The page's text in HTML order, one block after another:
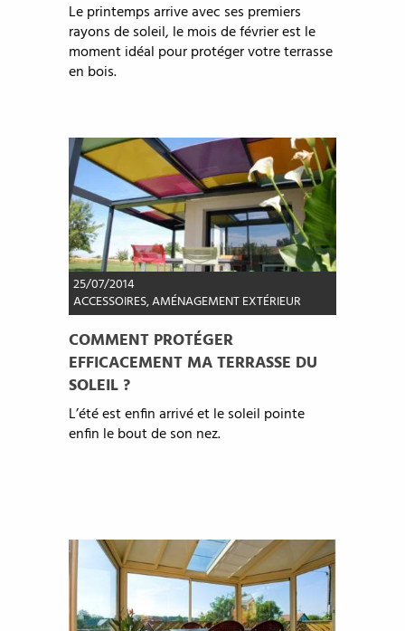
Le printemps arrive avec ses premiers
rayons de soleil, le mois de février est le
moment idéal pour protéger votre terrasse
en bois.
25/07/2014
ACCESSOIRES,AMÉNAGEMENT EXTÉRIEUR
COMMENT PROTÉGER
EFFICACEMENT MA TERRASSE DU
SOLEIL ?
L’été est enfin arrivé et le soleil pointe
enfin le bout de son nez.